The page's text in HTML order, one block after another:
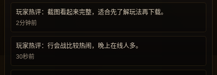
玩家热评：截图看起来完整，适合先了解玩法再下载。
2分钟前
玩家热评：行会战比较热闹，晚上在线人多。
30秒前